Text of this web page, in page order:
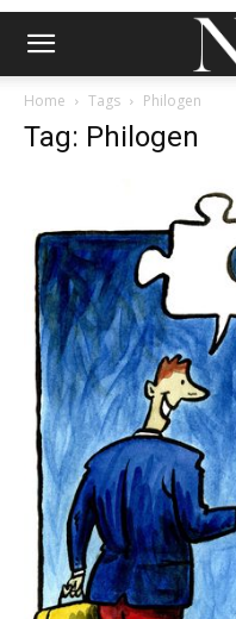
Home Tags Philogen
Tag: Philogen